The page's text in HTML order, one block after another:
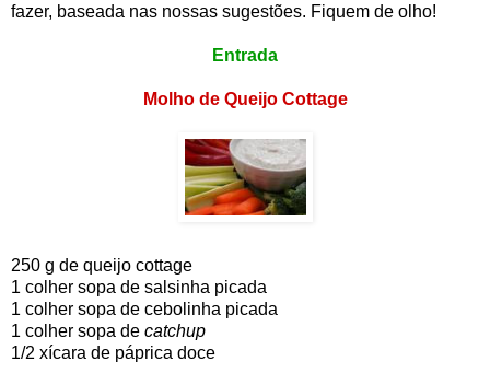
fazer, baseada nas nossas sugestões. Fiquem de olho!
Entrada
Molho de Queijo Cottage
250 g de queijo cottage
1 colher sopa de salsinha picada
1 colher sopa de cebolinha picada
1 colher sopa de catchup
1/2 xícara de páprica doce